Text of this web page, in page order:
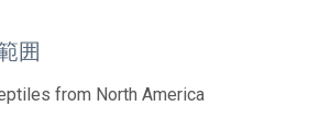
囲
from North America